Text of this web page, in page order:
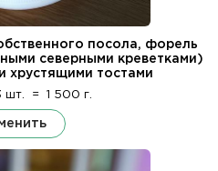
посола, форель
северными креветками)
хрустящими тостами
шт. = 1 500 г.